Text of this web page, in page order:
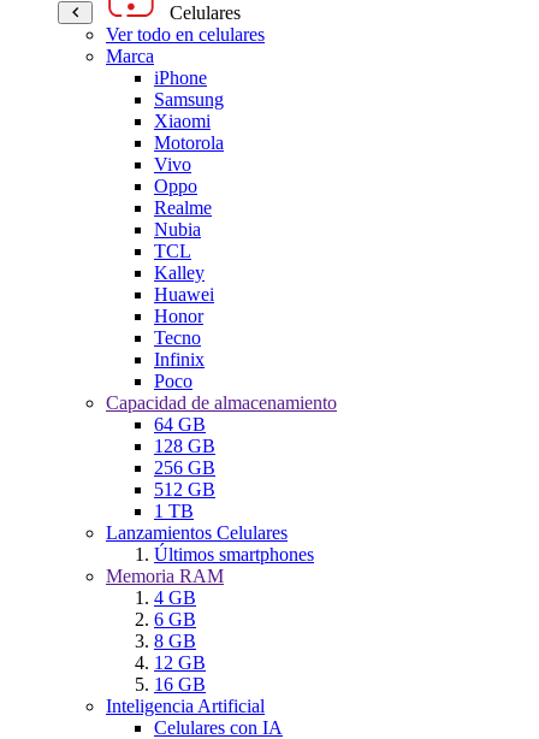
Celulares
Ver todo en celulares
Marca
iPhone
Samsung
Xiaomi
Motorola
Vivo
Oppo
Realme
Nubia
TCL
Kalley
Huawei
Honor
Tecno
Infinix
Poco
Capacidad de almacenamiento
64 GB
128 GB
256 GB
512 GB
1 TB
Lanzamientos Celulares
Últimos smartphones
Memoria RAM
4 GB
6 GB
8 GB
12 GB
16 GB
Inteligencia Artificial
Celulares con IA